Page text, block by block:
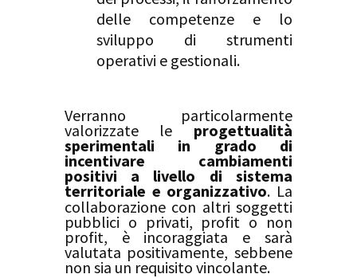
delle competenze e lo
sviluppo di strumenti
operativi e gestionali.
Verranno particolarmente
valorizzate le progettualità
sperimentali in grado di
incentivare cambiamenti
positivi a livello di sistema
territoriale e organizzativo. La
collaborazione con altri soggetti
pubblici o privati, profit o non
profit, è incoraggiata e sarà
valutata positivamente, sebbene
non sia un requisito vincolante.